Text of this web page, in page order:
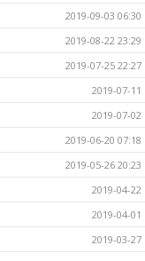
2019-09-03 06:30
2019-08-22 23:29
2019-07-25 22:27
2019-07-11
2019-07-02
2019-06-20 07:18
2019-05-26 20:23
2019-04-22
2019-04-01
2019-03-27